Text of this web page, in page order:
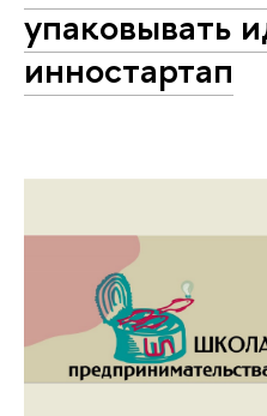
упаковывать
инностартап